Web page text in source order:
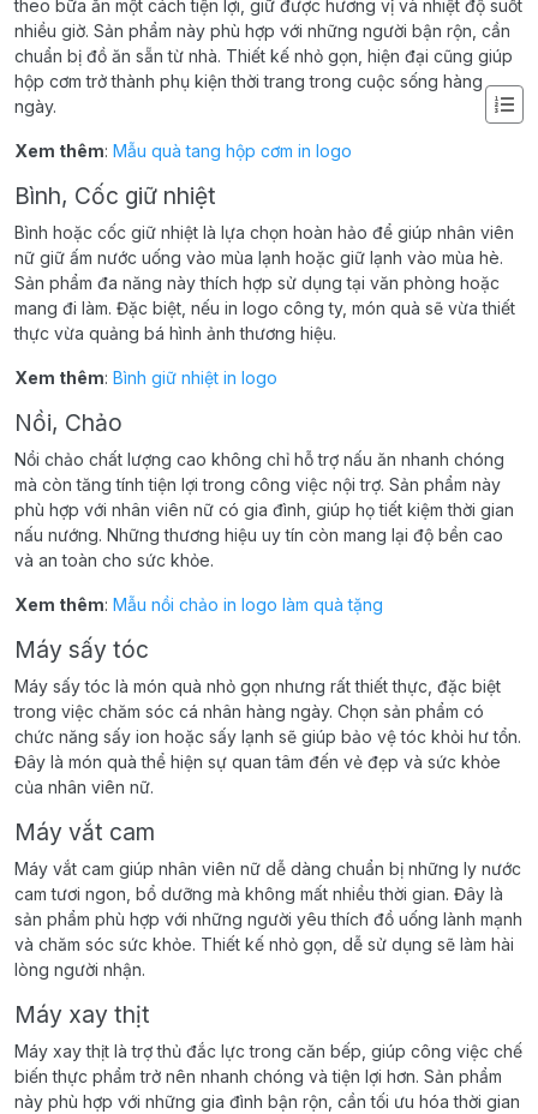
theo bữa ăn một cách tiện lợi, giữ được hương vị và nhiệt độ suốt
nhiều giờ. Sản phẩm này phù hợp với những người bận rộn, cần
chuẩn bị đồ ăn sẵn từ nhà. Thiết kế nhỏ gọn, hiện đại cũng giúp
hộp cơm trở thành phụ kiện thời trang trong cuộc sống hàng
ngày.
Xem thêm: Mẫu quà tang hộp cơm in logo
Bình, Cốc giữ nhiệt
Bình hoặc cốc giữ nhiệt là lựa chọn hoàn hảo để giúp nhân viên
nữ giữ ấm nước uống vào mùa lạnh hoặc giữ lạnh vào mùa hè.
Sản phẩm đa năng này thích hợp sử dụng tại văn phòng hoặc
mang đi làm. Đặc biệt, nếu in logo công ty, món quà sẽ vừa thiết
thực vừa quảng bá hình ảnh thương hiệu.
Xem thêm: Bình giữ nhiệt in logo
Nồi, Chảo
Nồi chảo chất lượng cao không chỉ hỗ trợ nấu ăn nhanh chóng
mà còn tăng tính tiện lợi trong công việc nội trợ. Sản phẩm này
phù hợp với nhân viên nữ có gia đình, giúp họ tiết kiệm thời gian
nấu nướng. Những thương hiệu uy tín còn mang lại độ bền cao
và an toàn cho sức khỏe.
Xem thêm: Mẫu nồi chảo in logo làm quà tặng
Máy sấy tóc
Máy sấy tóc là món quà nhỏ gọn nhưng rất thiết thực, đặc biệt
trong việc chăm sóc cá nhân hàng ngày. Chọn sản phẩm có
chức năng sấy ion hoặc sấy lạnh sẽ giúp bảo vệ tóc khỏi hư tổn.
Đây là món quà thể hiện sự quan tâm đến vẻ đẹp và sức khỏe
của nhân viên nữ.
Máy vắt cam
Máy vắt cam giúp nhân viên nữ dễ dàng chuẩn bị những ly nước
cam tươi ngon, bổ dưỡng mà không mất nhiều thời gian. Đây là
sản phẩm phù hợp với những người yêu thích đồ uống lành mạnh
và chăm sóc sức khỏe. Thiết kế nhỏ gọn, dễ sử dụng sẽ làm hài
lòng người nhận.
Máy xay thịt
Máy xay thịt là trợ thủ đắc lực trong căn bếp, giúp công việc chế
biến thực phẩm trở nên nhanh chóng và tiện lợi hơn. Sản phẩm
này phù hợp với những gia đình bận rộn, cần tối ưu hóa thời gian